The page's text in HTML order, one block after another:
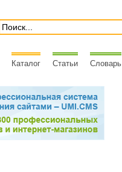
Каталог Статьи Словарь